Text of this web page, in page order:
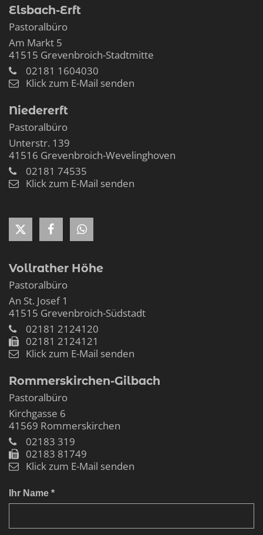
Elsbach-Erft
Pastoralbüro
Am Markt 5
41515 Grevenbroich-Stadtmitte
02181 1604030
Klick zum E-Mail senden
Niedererft
Pastoralbüro
Unterstr. 139
41516 Grevenbroich-Wevelinghoven
02181 74535
Klick zum E-Mail senden
Vollrather Höhe
Pastoralbüro
An St. Josef 1
41515 Grevenbroich-Südstadt
02181 2124120
02181 2124121
Klick zum E-Mail senden
Rommerskirchen-Gilbach
Pastoralbüro
Kirchgasse 6
41569 Rommerskirchen
02183 319
02183 81749
Klick zum E-Mail senden
Ihr Name *